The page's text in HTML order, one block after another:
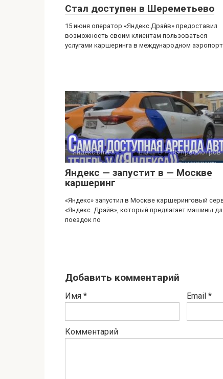
Стал доступен в Шереметьево
15 июня оператор «Яндекс.Драйв» предоставил
возможность своим клиентам пользоваться
услугами каршеринга в международном
Яндекс.Drive 0 1 589 просмотров
Яндекс — запустит в — Москве
каршеринг
«Яндекс» запустил в Москве каршеринговый
«Яндекс. Драйв», который предлагает машины
поездок по
Добавить комментарий
Имя * Email *
Комментарий